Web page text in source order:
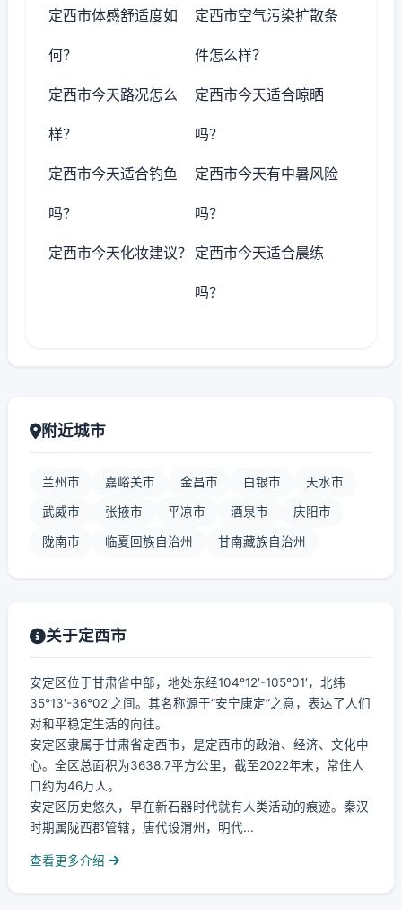
定西市体感舒适度如
何？
定西市空气污染扩散条
件怎么样？
定西市今天路况怎么
样？
定西市今天适合晾晒
吗？
定西市今天适合钓鱼
吗？
定西市今天有中暑风险
吗？
定西市今天化妆建议？ 定西市今天适合晨练
吗？
附近城市
兰州市 嘉峪关市 金昌市 白银市 天水市
武威市 张掖市 平凉市 酒泉市 庆阳市
陇南市 临夏回族自治州 甘南藏族自治州
关于定西市
安定区位于甘肃省中部，地处东经104°12′-105°01′，北纬
35°13′-36°02′之间。其名称源于“安宁康定”之意，表达了人们
对和平稳定生活的向往。
安定区隶属于甘肃省定西市，是定西市的政治、经济、文化中
心。全区总面积为3638.7平方公里，截至2022年末，常住人
口约为46万人。
安定区历史悠久，早在新石器时代就有人类活动的痕迹。秦汉
时期属陇西郡管辖，唐代设渭州，明代...
查看更多介绍